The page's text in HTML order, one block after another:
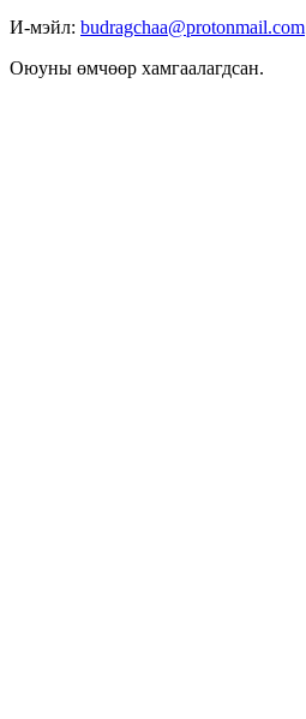
И-мэйл: budragchaa@protonmail.com
Оюуны өмчөөр хамгаалагдсан.